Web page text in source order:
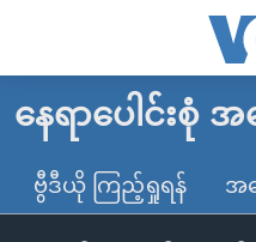
လွယ်ကူ
သည့်
မူလစာမျက်နှာ
မြန်မာ
ကမ္ဘာ့သတင်းများ
နေရာပေါင်းစုံ အ
ဗွီဒီယို ကြည့်ရှုရန် အ